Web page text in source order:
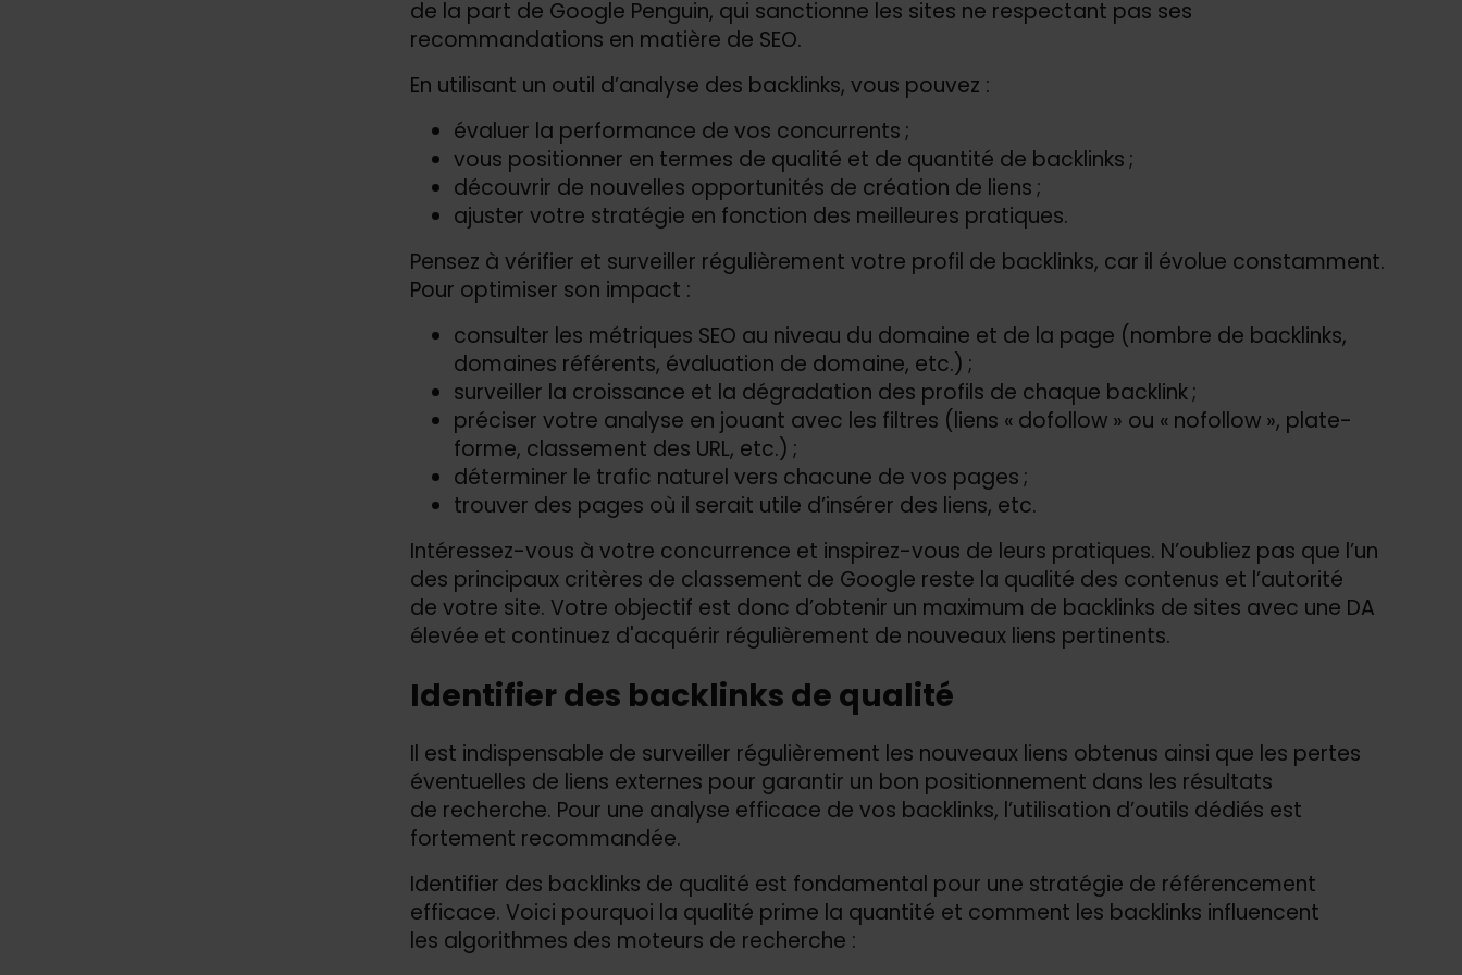
de la part de Google Penguin, qui sanctionne les sites ne respectant pas ses
recommandations en matière de SEO.
En utilisant un outil d’analyse des backlinks, vous pouvez :
évaluer la performance de vos concurrents ;
vous positionner en termes de qualité et de quantité de backlinks ;
découvrir de nouvelles opportunités de création de liens ;
ajuster votre stratégie en fonction des meilleures pratiques.
Pensez à vérifier et surveiller régulièrement votre profil de backlinks, car il évolue constamment.
Pour optimiser son impact :
consulter les métriques SEO au niveau du domaine et de la page (nombre de backlinks,
domaines référents, évaluation de domaine, etc.) ;
surveiller la croissance et la dégradation des profils de chaque backlink ;
préciser votre analyse en jouant avec les filtres (liens « dofollow » ou « nofollow », plate-
forme, classement des URL, etc.) ;
déterminer le trafic naturel vers chacune de vos pages ;
trouver des pages où il serait utile d’insérer des liens, etc.
Intéressez-vous à votre concurrence et inspirez-vous de leurs pratiques. N’oubliez pas que l’un
des principaux critères de classement de Google reste la qualité des contenus et l’autorité
de votre site. Votre objectif est donc d’obtenir un maximum de backlinks de sites avec une DA
élevée et continuez d'acquérir régulièrement de nouveaux liens pertinents.
Identifier des backlinks de qualité
Il est indispensable de surveiller régulièrement les nouveaux liens obtenus ainsi que les pertes
éventuelles de liens externes pour garantir un bon positionnement dans les résultats
de recherche. Pour une analyse efficace de vos backlinks, l’utilisation d’outils dédiés est
fortement recommandée.
Identifier des backlinks de qualité est fondamental pour une stratégie de référencement
efficace. Voici pourquoi la qualité prime la quantité et comment les backlinks influencent
les algorithmes des moteurs de recherche :